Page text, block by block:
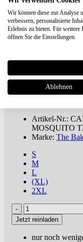
The Bakery
ATHLETIC
€ 20,00 € 37,90
Du sparst 47%
Artikel-Nr.:
MOSQUITO
Marke: The
S
M
L
(XL)
2XL
Jetzt reinladen
nur noch
Wir können diese zur Analyse
verbessern, personalisierte
Erlebnis zu bieten. Für weitere
öffnen Sie die Einstellungen.
Ablehnen